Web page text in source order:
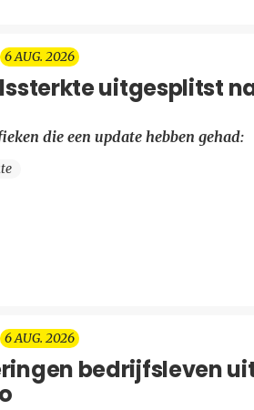
6 AUG. 2026
uitgesplitst
die een update hebben gehad:
6 AUG. 2026
bedrijfsleven